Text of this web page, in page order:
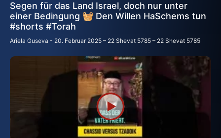
Segen für das Land Israel, doch nur unter
einer Bedingung 🧺 Den Willen HaSchems tun
#shorts #Torah
Ariela Guseva 20. Februar 2025 – 22 Shevat 5785 – 22 Shevat 5785